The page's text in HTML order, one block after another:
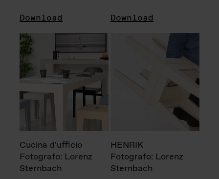
Download Download
Cucina d'ufficio
Fotografo: Lorenz
Sternbach
HENRIK
Fotografo: Lorenz
Sternbach